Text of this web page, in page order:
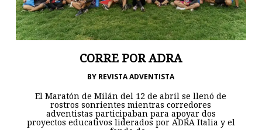
CORRE POR ADRA
BY REVISTA ADVENTISTA
El Maratón de Milán del 12 de abril se llenó de
rostros sonrientes mientras corredores
adventistas participaban para apoyar dos
proyectos educativos liderados por ADRA Italia y el